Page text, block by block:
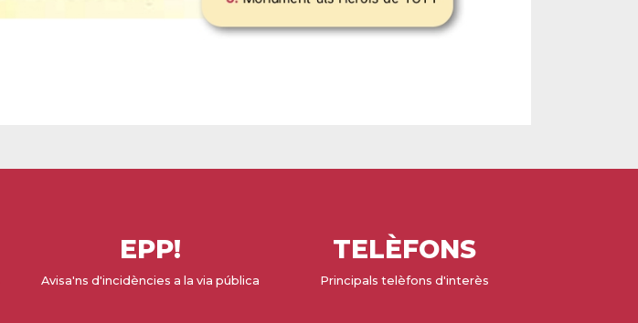
EPP!
Avisa'ns d'incidències a la via pública
TELÈFONS
Principals telèfons d'interès